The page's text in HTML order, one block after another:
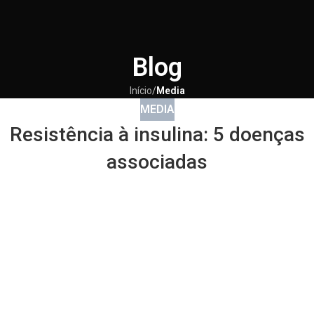
Blog
Início/Media
MEDIA
Resistência à insulina: 5 doenças
associadas